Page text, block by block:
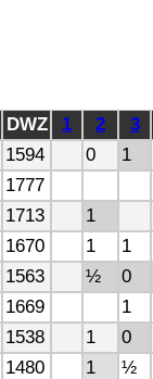
DWZ 1 2 3
1594 0 1
1777
1713 1
1670 1 1
1563 ½ 0
1669 1
1538 1 0
1480 1 ½